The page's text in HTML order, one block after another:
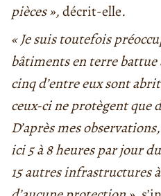
pièces »,décrit-elle.
« Je suis toutefois
bâtiments en terre battue
cinq d’entre eux sont
ceux-ci ne protègent que
D’après mes
ici 5 à 8 heures par jour
15 autres infrastructures